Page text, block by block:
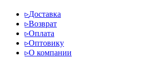
▹Доставка
▹Возврат
▹Оплата
▹Оптовику
▹О компании